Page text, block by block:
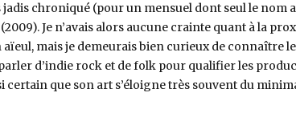
jadis chroniqué (pour un mensuel dont seul le nom
(2009). Je n’avais alors aucune crainte quant à la
aïeul, mais je demeurais bien curieux de connaître
d’indie rock et de folk pour qualifier les
certain que son art s’éloigne très souvent du